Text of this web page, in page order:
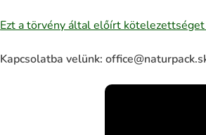
Ezt a törvény által előírt
Kapcsolatba velünk: